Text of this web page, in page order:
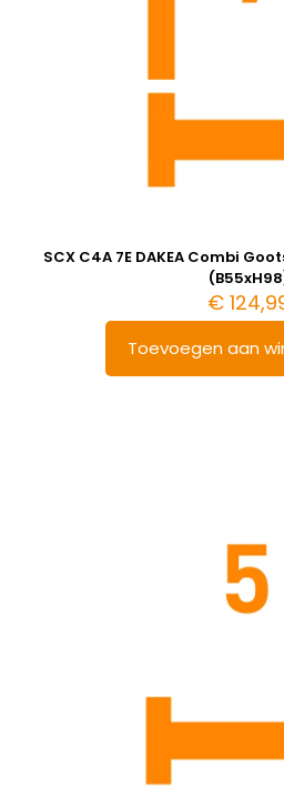
SCX C4A 7E DAKEA Combi
€
Toevoegen aan